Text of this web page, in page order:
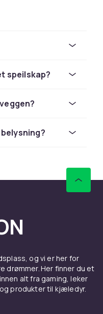
størrelser, fra
det lille badet til
til 120
veggplass og
det som regel et
til medisiner og
ofte stilles i ulike
belysning gir et
speilet og er
Belysningen
langs
underkant.
nøytralt
hudfarge.
litt
speilskap?
og vi er her for
drømmer. Her finner du et
alt fra gaming, leker
produkter til kjæledyr.